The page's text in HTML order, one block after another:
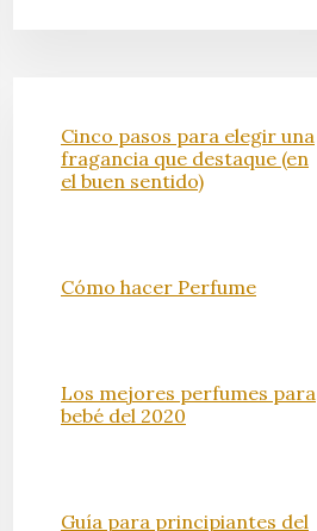
Cinco pasos para elegir una
fragancia que destaque (en
el buen sentido)
Cómo hacer Perfume
Los mejores perfumes para
bebé del 2020
Guía para principiantes del